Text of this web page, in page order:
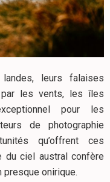
leurs falaises
les vents, les îles
pour les
de photographie
qu’offrent ces
du ciel austral confère
presque onirique.